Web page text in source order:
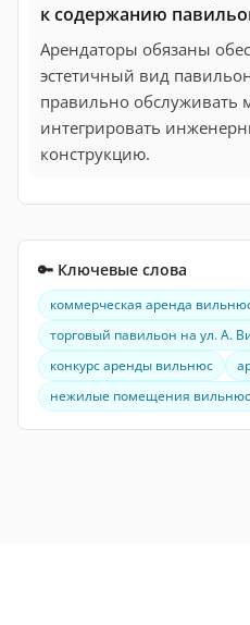
к содержанию
Арендаторы обязаны
эстетичный вид
правильно обслуживать
интегрировать
конструкцию.
🔑 Ключевые слова
коммерческая аренда
торговый павильон на ул. А.
конкурс аренды вильнюс
нежилые помещения